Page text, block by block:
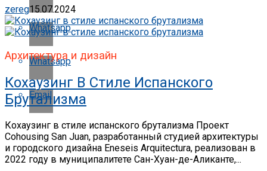
Whatsapp
Whatsapp
Email
zereg15.07.2024
Архитектура и дизайн
Кохаузинг В Стиле Испанского
Брутализма
Кохаузинг в стиле испанского брутализма Проект
Cohousing San Juan, разработанный студией архитектуры
и городского дизайна Eneseis Arquitectura, реализован в
2022 году в муниципалитете Сан-Хуан-де-Аликанте,...